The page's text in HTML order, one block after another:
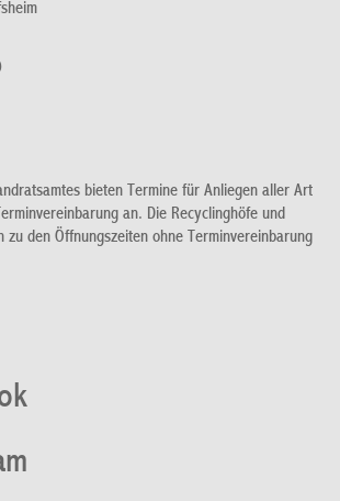
bieten Termine für Anliegen aller Art
an. Die Recyclinghöfe und
zu den Öffnungszeiten ohne Terminvereinbarung